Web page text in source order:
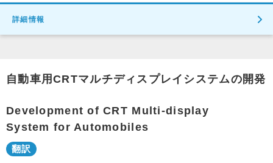
詳細情報
自動車用CRTマルチディスプレイシステムの開発
Development of CRT Multi-display
System for Automobiles